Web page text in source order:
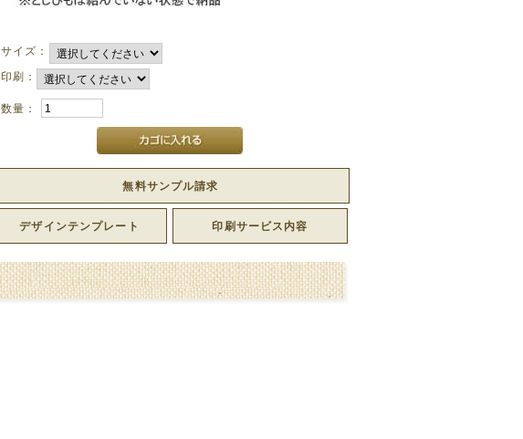
サイズ：
印刷：
数量：
無料サンプル請求
印刷サービス内容
デザインテンプレート